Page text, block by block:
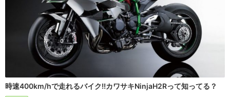
時速400km/hで走れるバイク!!カワサキNinjaH2Rって知ってる？